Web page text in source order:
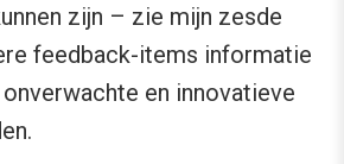
zijn – zie mijn zesde
feedback-items informatie
en innovatieve